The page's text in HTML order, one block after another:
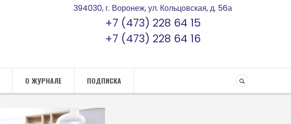
394030, г. Воронеж, ул. Кольцовская, д. 56а
+7 (473) 228 64 15
+7 (473) 228 64 16
О ЖУРНАЛЕ ПОДПИСКА